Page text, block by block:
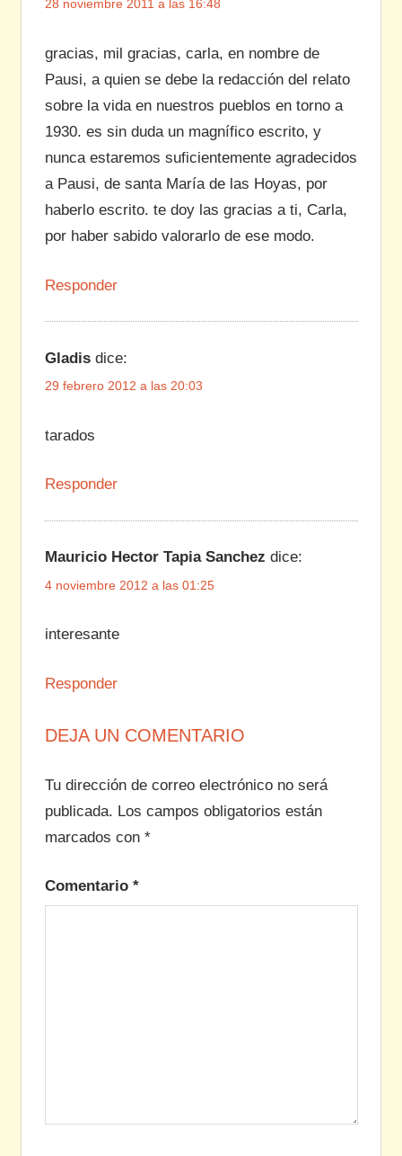
28 noviembre 2011 a las 16:48
gracias, mil gracias, carla, en nombre de
Pausi, a quien se debe la redacción del relato
sobre la vida en nuestros pueblos en torno a
1930. es sin duda un magnífico escrito, y
nunca estaremos suficientemente agradecidos
a Pausi, de santa María de las Hoyas, por
haberlo escrito. te doy las gracias a ti, Carla,
por haber sabido valorarlo de ese modo.
Responder
Gladis dice:
29 febrero 2012 a las 20:03
tarados
Responder
Mauricio Hector Tapia Sanchez dice:
4 noviembre 2012 a las 01:25
interesante
Responder
DEJA UN COMENTARIO
Tu dirección de correo electrónico no será
publicada. Los campos obligatorios están
marcados con *
Comentario *